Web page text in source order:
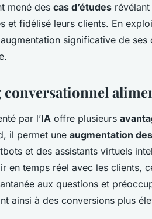
mené des cas d’études
et fidélisé leurs clients. En
significative de
par l’IA offre plusieurs
il permet une augmentation
et des assistants virtuels
en temps réel avec les clients,
aux questions et
ainsi à des conversions plus